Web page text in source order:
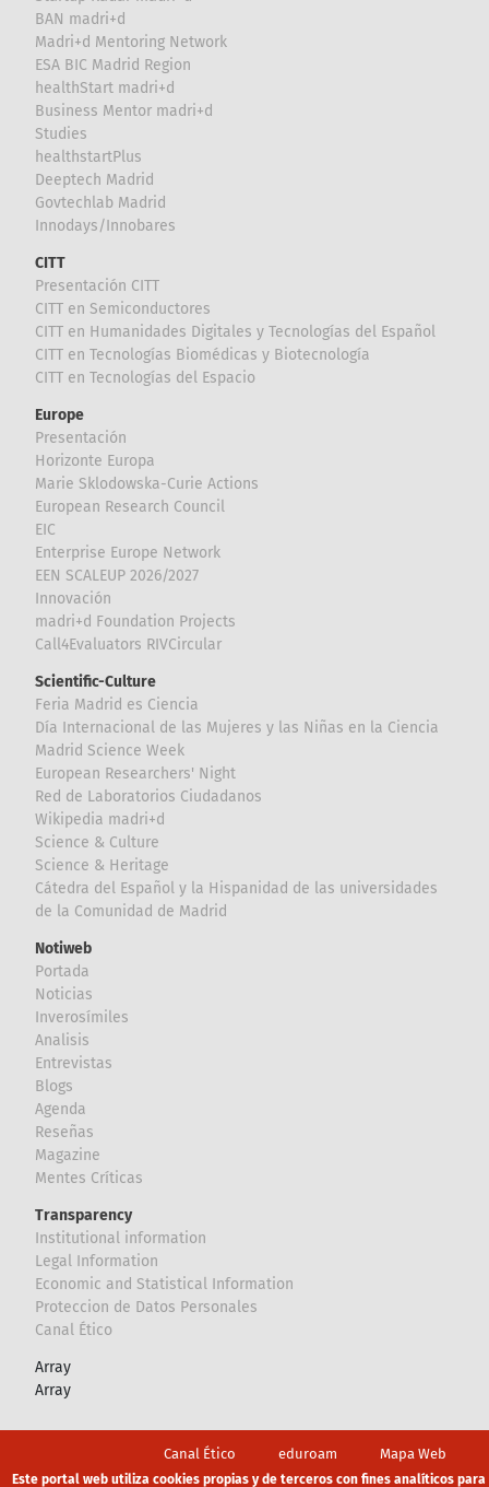
BAN madri+d
Madri+d Mentoring Network
ESA BIC Madrid Region
healthStart madri+d
Business Mentor madri+d
Studies
healthstartPlus
Deeptech Madrid
Govtechlab Madrid
Innodays/Innobares
CITT
Presentación CITT
CITT en Semiconductores
CITT en Humanidades Digitales y Tecnologías del Español
CITT en Tecnologías Biomédicas y Biotecnología
CITT en Tecnologías del Espacio
Europe
Presentación
Horizonte Europa
Marie Sklodowska-Curie Actions
European Research Council
EIC
Enterprise Europe Network
EEN SCALEUP 2026/2027
Innovación
madri+d Foundation Projects
Call4Evaluators RIVCircular
Scientific-Culture
Feria Madrid es Ciencia
Día Internacional de las Mujeres y las Niñas en la Ciencia
Madrid Science Week
European Researchers' Night
Red de Laboratorios Ciudadanos
Wikipedia madri+d
Science & Culture
Science & Heritage
Cátedra del Español y la Hispanidad de las universidades
de la Comunidad de Madrid
Notiweb
Portada
Noticias
Inverosímiles
Analisis
Entrevistas
Blogs
Agenda
Reseñas
Magazine
Mentes Críticas
Transparency
Institutional information
Legal Information
Economic and Statistical Information
Proteccion de Datos Personales
Canal Ético
Array
Array
Canal Ético eduroam Mapa Web
Este portal web utiliza cookies propias y de terceros con fines analíticos para